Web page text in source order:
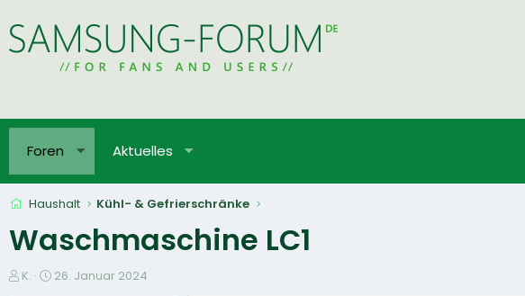
Foren Aktuelles
Haushalt Kühl- & Gefrierschränke
Waschmaschine LC1
E
K.
E
26. Januar 2024